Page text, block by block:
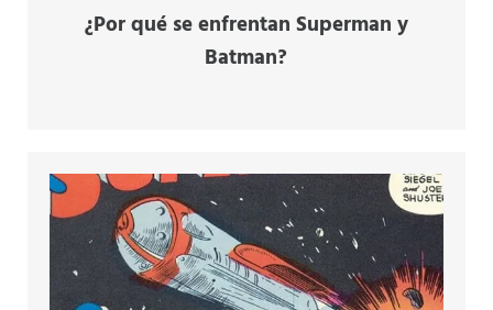
¿Por qué se enfrentan Superman y
Batman?